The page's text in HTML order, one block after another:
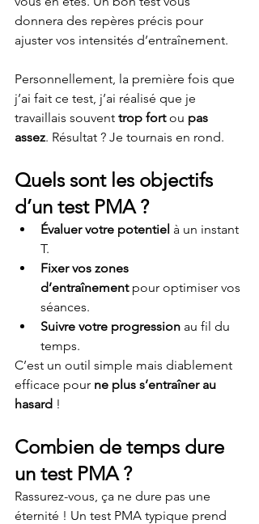
donnera des repères précis pour
ajuster vos intensités d’entraînement.
Personnellement, la première fois que
j’ai fait ce test, j’ai réalisé que je
travaillais souvent trop fort ou pas
assez. Résultat ? Je tournais en rond.
Quels sont les objectifs
d’un test PMA ?
Évaluer votre potentiel à un instant
T.
Fixer vos zones
d’entraînement pour optimiser vos
séances.
Suivre votre progression au fil du
temps.
C’est un outil simple mais diablement
efficace pour ne plus s’entraîner au
hasard !
Combien de temps dure
un test PMA ?
Rassurez-vous, ça ne dure pas une
éternité ! Un test PMA typique prend